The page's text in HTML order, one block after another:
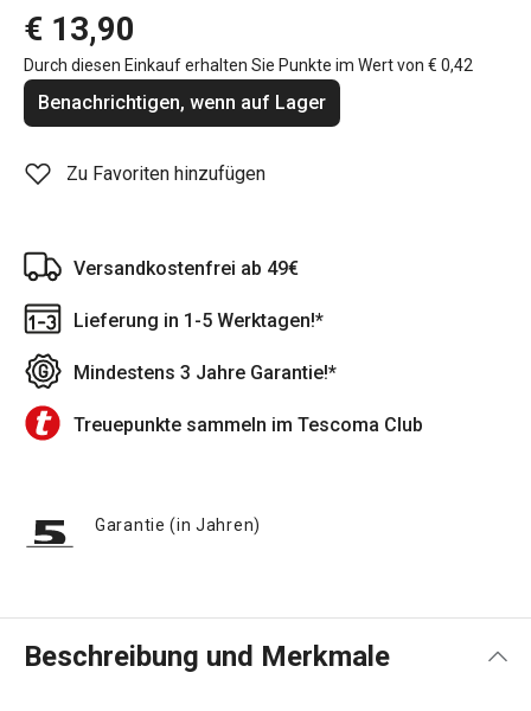
€ 13,90
Durch diesen Einkauf erhalten Sie Punkte im Wert von € 0,42
Benachrichtigen, wenn auf Lager
Zu Favoriten hinzufügen
Versandkostenfrei ab 49€
Lieferung in 1-5 Werktagen!*
Mindestens 3 Jahre Garantie!*
Treuepunkte sammeln im Tescoma Club
Garantie (in Jahren)
Beschreibung und Merkmale